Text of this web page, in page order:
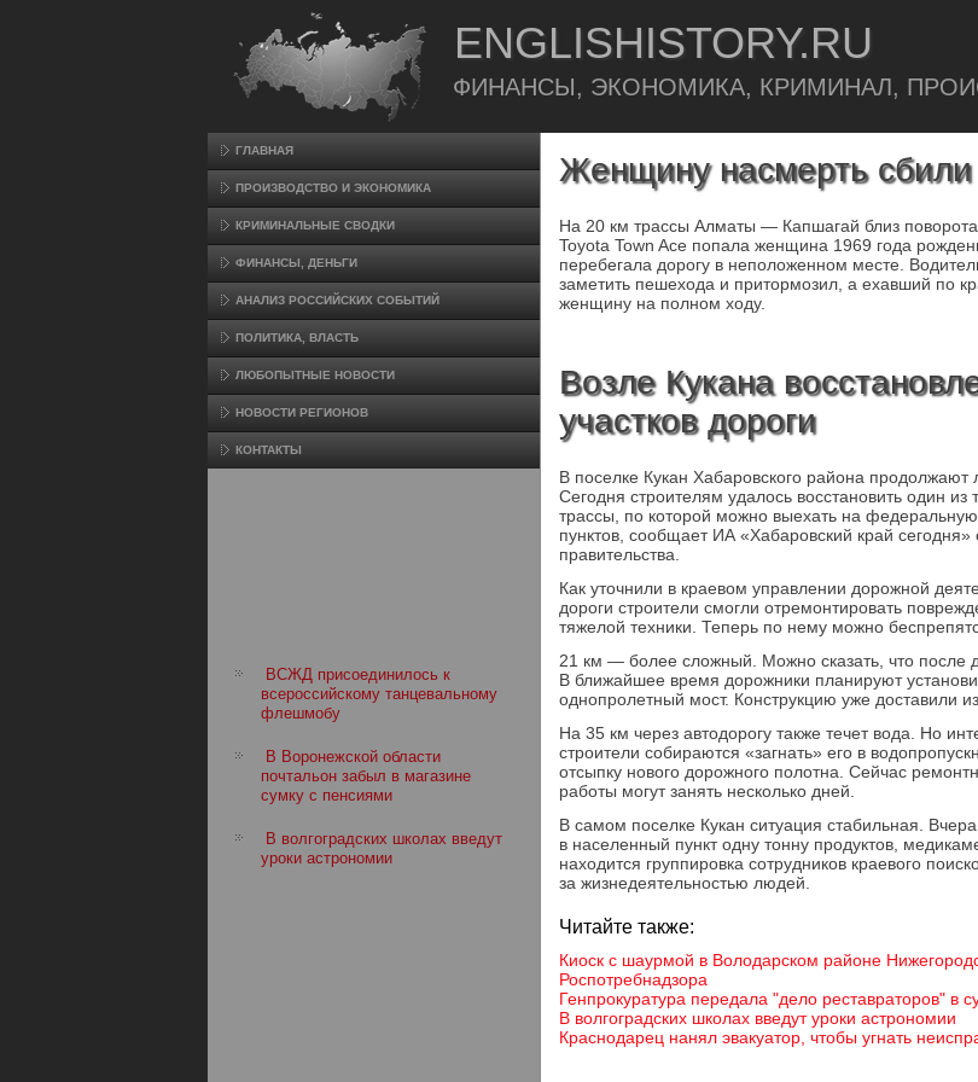
ENGLISHISTORY.RU
ФИНАНСЫ, ЭКОНОМИКА, КРИМИНАЛ,
ГЛАВНАЯ
ПРОИЗВΟДСТВО И ЭКОНОМИКА
КРИМИНАЛЬНЫЕ СВОДКИ
ФИНАНСЫ, ДЕНЬГИ
АНАЛИЗ РОССИЙСКИХ СОБЫТИЙ
ПОЛИТИКА, ВЛАСТЬ
ЛЮБОПЫТНЫЕ НОВОСТИ
НОВОСТИ РЕГИОНОВ
КОНТАКТЫ
ВСЖД присоединилось к
всероссийскому танцевальному
флешмобу
В Воронежской области
почтальон забыл в магазине
сумку с пенсиями
В волгоградских школах введут
уроки астрономии
Женщину насмерть сбили
На 20 км трассы Алматы — Капшагай близ
Toyota Town Ace попала женщина 1969 года
перебегала дорогу в неположенном месте.
заметить пешехода и притормозил, а ехавший по
женщину на полном ходу.
Возле Кукана
участков дороги
В поселке Кукан Хабаровского района продолжают
Сегодня строителям удалось восстановить один
трассы, по которой можно выехать на
пунктов, сообщает ИА «Хабаровский край
правительства.
Как уточнили в краевом управлении дорожной
дороги строители смогли отремонтировать
тяжелой техники. Теперь по нему можно
21 км — более сложный. Можно сказать, что после
В ближайшее время дорожники планируют
однопролетный мост. Конструкцию уже доставили
На 35 км через автодорогу также течет вода. Но
строители собираются «загнать» его в
отсыпку нового дорожного полотна. Сейчас
работы могут занять несколько дней.
В самом поселке Кукан ситуация стабильная.
в населенный пункт одну тонну продуктов,
находится группировка сотрудников краевого
за жизнедеятельностью людей.
Читайте также:
Киоск с шаурмой в Володарском районе
Роспотребнадзора
Генпрокуратура передала "дело реставраторов" в
В волгоградских школах введут уроки астрономии
Краснодарец нанял эвакуатор, чтобы угнать